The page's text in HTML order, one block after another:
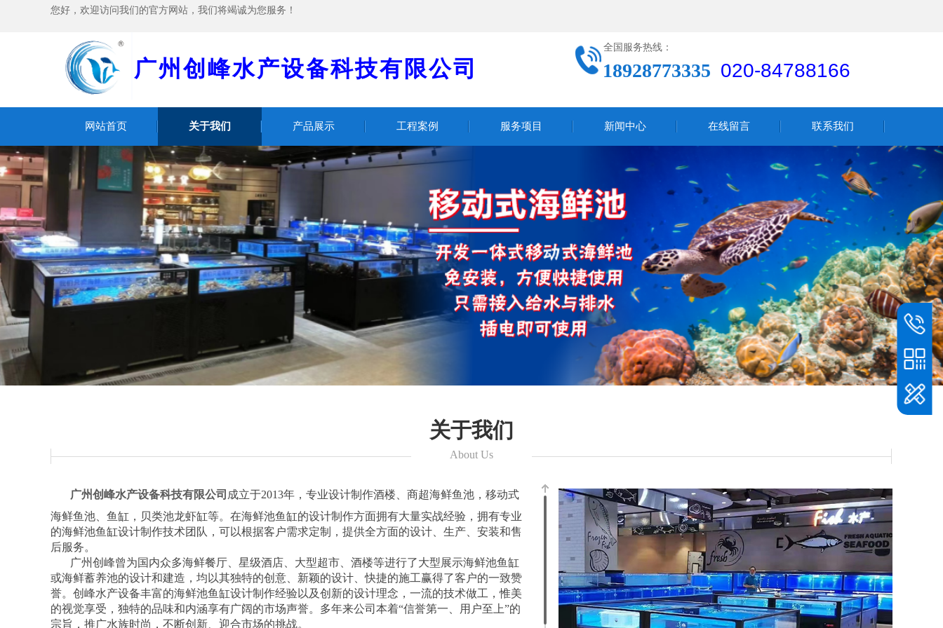
您好，欢迎访问我们的官方网站，我们将竭诚为您服务！
全国服务热线：
18928773335 020-84788166
广州创峰水产设备科技有限公司
网站首页 关于我们 产品展示 工程案例 服务项目 新闻中心 在线留言 联系我们
关于我们
About Us
广州创峰水产设备科技有限公司 成立于2013年，专业设计制作酒楼、商超海鲜鱼池，移动式
海鲜鱼池、鱼缸，贝类池龙虾缸等。 在海鲜池鱼缸的设计制作方面拥有大量实战经验，拥有专业
的海鲜池鱼缸设计制作技术团队，可以根据客户需求定制，提供全方面的设计、生产、安装和售
后服务。
广州创峰曾为国内众多海鲜餐厅、星级酒店、大型超市、酒楼等进行了大型展示海鲜池鱼缸
或海鲜蓄养池的设计和建造，均以其独特的创意、新颖的设计、快捷的施工赢得了客户的一致赞
誉。创峰水产设备丰富的海鲜池鱼缸设计制作经验以及创新的设计理念，一流的技术做工，惟美
的视觉享受，独特的品味和内涵享有广阔的市场声誉。多年来公司本着“信誉第一、用户至上”的
宗旨，推广水族时尚，不断创新、迎合市场的挑战。
全国服
020-
微信加好友咨询